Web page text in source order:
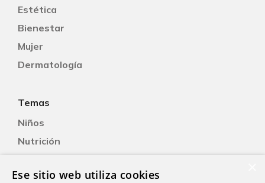
Estética
Bienestar
Mujer
Dermatología
Temas
Niños
Nutrición
Oftalmología
Ese sitio web utiliza cookies